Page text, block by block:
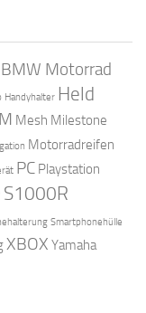
BMW Motorrad
Handyhalter Held
Mesh Milestone
Motorradreifen
PC Playstation
S1000R
Smartphonehülle
XBOX Yamaha